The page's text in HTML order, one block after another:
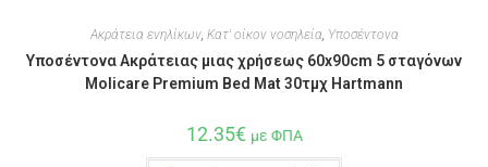
Ακράτεια ενηλίκων, Κατ' οίκον νοσηλεία, Υποσέντονα
Υποσέντονα Ακράτειας μιας χρήσεως 60x90cm 5 σταγόνων
Molicare Premium Bed Mat 30τμχ Hartmann
12.35€ με ΦΠΑ